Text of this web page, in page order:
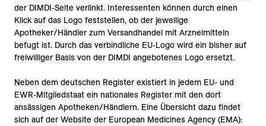
der DIMDI-Seite verlinkt. Interessenten können durch einen
Klick auf das Logo feststellen, ob der jeweilige
Apotheker/Händler zum Versandhandel mit Arzneimitteln
befugt ist. Durch das verbindliche EU-Logo wird ein bisher auf
freiwilliger Basis von der DIMDI angebotenes Logo ersetzt.
Neben dem deutschen Register existiert in jedem EU- und
EWR-Mitgliedstaat ein nationales Register mit den dort
ansässigen Apotheken/Händlern. Eine Übersicht dazu findet
sich auf der Website der European Medicines Agency (EMA):